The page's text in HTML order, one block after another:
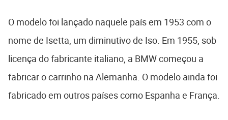
O modelo foi lançado naquele país em 1953 com o
nome de Isetta, um diminutivo de Iso. Em 1955, sob
licença do fabricante italiano, a BMW começou a
fabricar o carrinho na Alemanha. O modelo ainda foi
fabricado em outros países como Espanha e França.